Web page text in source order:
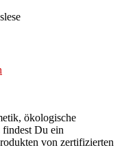
ökologische
Du ein
von zertifizierten